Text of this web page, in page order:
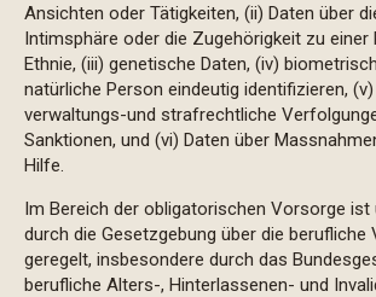
Ansichten oder Tätigkeiten, (ii) Daten über
Intimsphäre oder die Zugehörigkeit zu einer
Ethnie, (iii) genetische Daten, (iv)
natürliche Person eindeutig identifizieren,
verwaltungs-und strafrechtliche
Sanktionen, und (vi) Daten über
Hilfe.
Im Bereich der obligatorischen Vorsorge ist
durch die Gesetzgebung über die berufliche
geregelt, insbesondere durch das
berufliche Alters-, Hinterlassenen- und